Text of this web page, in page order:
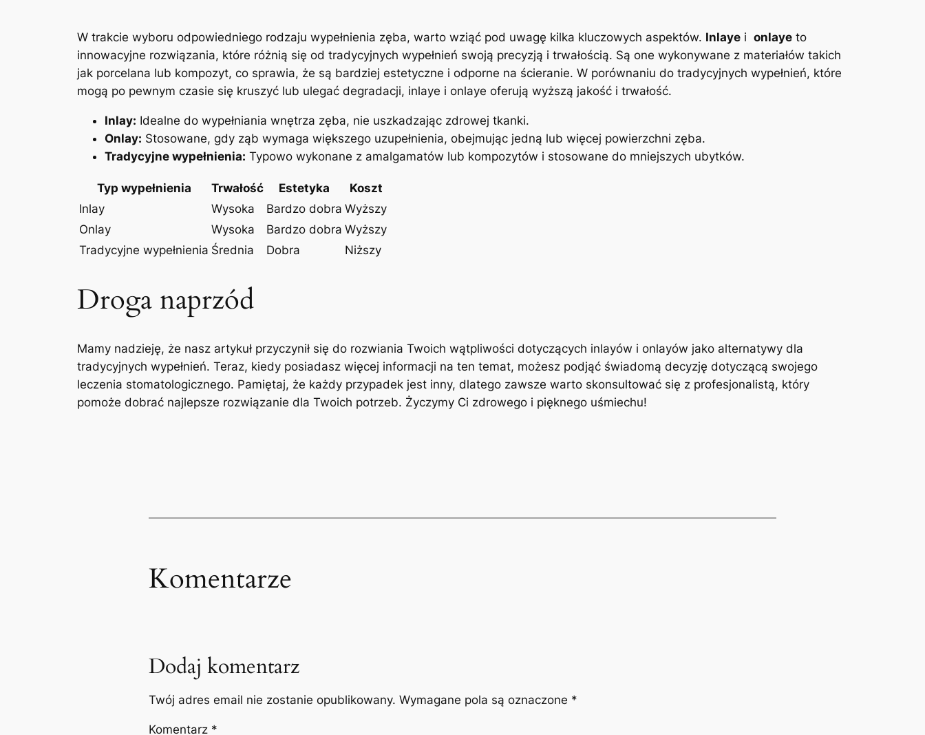
W trakcie wyboru odpowiedniego rodzaju wypełnienia zęba,⁤ warto wziąć ⁢pod ⁢uwagę kilka ⁢kluczowych ‌aspektów. Inlaye i ⁣ onlaye to⁣
innowacyjne rozwiązania, które​ różnią się od​ tradycyjnych wypełnień swoją precyzją i trwałością. Są ​one wykonywane z materiałów takich‌
jak⁢ porcelana ⁤lub kompozyt, ​co sprawia, że są bardziej estetyczne i odporne na ścieranie.⁣ W porównaniu do tradycyjnych wypełnień,​ które‌
mogą po pewnym ⁣czasie się kruszyć ⁣lub ulegać degradacji, inlaye i onlaye oferują wyższą jakość i trwałość.
Inlay: Idealne do wypełniania wnętrza zęba, nie uszkadzając⁤ zdrowej ‌tkanki.
Onlay: Stosowane, gdy⁢ ząb wymaga‍ większego⁤ uzupełnienia, obejmując jedną ‍lub więcej powierzchni ‌zęba.
Tradycyjne⁢ wypełnienia: Typowo wykonane z amalgamatów lub kompozytów​ i​ stosowane do mniejszych ubytków.
Typ wypełnienia Trwałość Estetyka
Koszt
Inlay
Wysoka Bardzo dobra Wyższy
Onlay
Wysoka Bardzo dobra Wyższy
Tradycyjne wypełnienia Średnia Dobra Niższy
Droga naprzód
Mamy nadzieję, że ‌nasz artykuł przyczynił się do rozwiania Twoich wątpliwości ​dotyczących inlayów​ i onlayów jako ⁢alternatywy‌ dla
tradycyjnych wypełnień.‌ Teraz, kiedy posiadasz więcej informacji na ten temat, możesz podjąć świadomą decyzję ⁤dotyczącą swojego
leczenia stomatologicznego. ​Pamiętaj, że⁣ każdy przypadek ⁢jest inny, dlatego‌ zawsze warto ⁤skonsultować się z profesjonalistą, który
pomoże ​dobrać najlepsze rozwiązanie dla⁤ Twoich potrzeb. ‌Życzymy Ci zdrowego i pięknego uśmiechu!
Komentarze
Dodaj komentarz
Twój adres email nie zostanie opublikowany. Wymagane pola są oznaczone *
Komentarz *